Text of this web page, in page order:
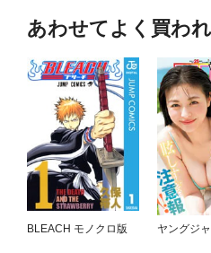
あわせてよく買わ
BLEACH モノクロ版 ヤングジ